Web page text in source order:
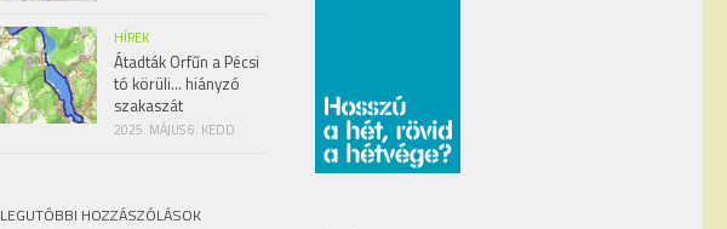
HÍREK
Átadták Orfűn a Pécsi
tó körüli… hiányzó
szakaszát
2025. MÁJUS 6. KEDD
LEGUTÓBBI HOZZÁSZÓLÁSOK